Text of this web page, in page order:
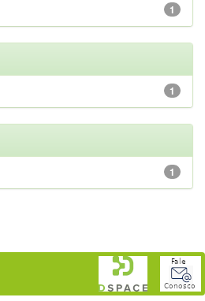
1
1
1